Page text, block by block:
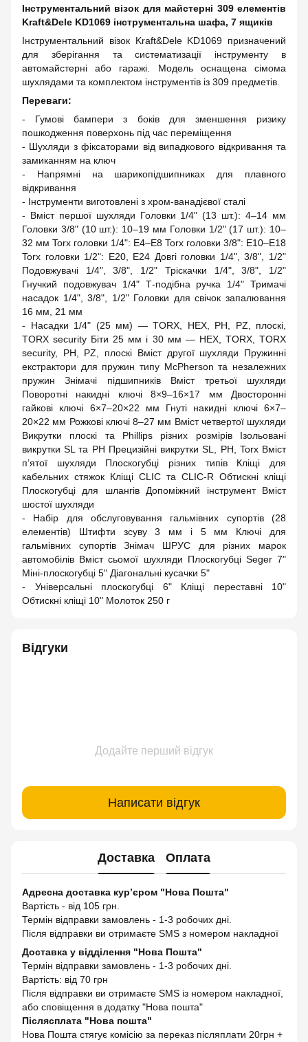
Інструментальний візок для майстерні 309 елементів
Kraft&Dele KD1069 інструментальна шафа, 7 ящиків
Інструментальний візок Kraft&Dele KD1069 призначений
для зберігання та систематизації інструменту в
автомайстерні або гаражі. Модель оснащена сімома
шухлядами та комплектом інструментів із 309 предметів.
Переваги:
- Гумові бампери з боків для зменшення ризику
пошкодження поверхонь під час переміщення
- Шухляди з фіксаторами від випадкового відкривання та
замиканням на ключ
- Напрямні на шарикопідшипниках для плавного
відкривання
- Інструменти виготовлені з хром-ванадієвої сталі
- Вміст першої шухляди Головки 1/4" (13 шт.): 4–14 мм
Головки 3/8" (10 шт.): 10–19 мм Головки 1/2" (17 шт.): 10–
32 мм Torx головки 1/4": E4–E8 Torx головки 3/8": E10–E18
Torx головки 1/2": E20, E24 Довгі головки 1/4", 3/8", 1/2"
Подовжувачі 1/4", 3/8", 1/2" Тріскачки 1/4", 3/8", 1/2"
Гнучкий подовжувач 1/4" Т-подібна ручка 1/4" Тримачі
насадок 1/4", 3/8", 1/2" Головки для свічок запалювання
16 мм, 21 мм
- Насадки 1/4" (25 мм) — TORX, HEX, PH, PZ, плоскі,
TORX security Біти 25 мм і 30 мм — HEX, TORX, TORX
security, PH, PZ, плоскі Вміст другої шухляди Пружинні
екстрактори для пружин типу McPherson та незалежних
пружин Знімачі підшипників Вміст третьої шухляди
Поворотні накидні ключі 8×9–16×17 мм Двосторонні
гайкові ключі 6×7–20×22 мм Гнуті накидні ключі 6×7–
20×22 мм Рожкові ключі 8–27 мм Вміст четвертої шухляди
Викрутки плоскі та Phillips різних розмірів Ізольовані
викрутки SL та PH Прецизійні викрутки SL, PH, Torx Вміст
п’ятої шухляди Плоскогубці різних типів Кліщі для
кабельних стяжок Кліщі CLIC та CLIC-R Обтискні кліщі
Плоскогубці для шлангів Допоміжний інструмент Вміст
шостої шухляди
- Набір для обслуговування гальмівних супортів (28
елементів) Штифти зсуву 3 мм і 5 мм Ключі для
гальмівних супортів Знімач ШРУС для різних марок
автомобілів Вміст сьомої шухляди Плоскогубці Seger 7"
Міні-плоскогубці 5" Діагональні кусачки 5"
- Універсальні плоскогубці 6" Кліщі переставні 10"
Обтискні кліщі 10" Молоток 250 г
Відгуки
Додайте перший відгук
Написати відгук
Доставка Оплата
Адресна доставка кур’єром "Нова Пошта"
Вартість - від 105 грн.
Термін відправки замовлень - 1-3 робочих дні.
Після відправки ви отримаєте SMS з номером накладної
Доставка у відділення "Нова Пошта"
Термін відправки замовлень - 1-3 робочих дні.
Вартість: від 70 грн
Після відправки ви отримаєте SMS із номером накладної,
або сповіщення в додатку "Нова пошта"
Післясплата "Нова пошта"
Нова Пошта стягує комісію за переказ післяплати 20грн +